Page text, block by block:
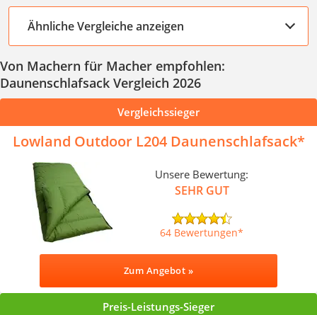
Ähnliche Vergleiche anzeigen
Von Machern für Macher empfohlen:
Daunenschlafsack Vergleich 2026
Vergleichssieger
Lowland Outdoor L204 Daunenschlafsack
Unsere Bewertung:
SEHR GUT
64 Bewertungen
Zum Angebot »
Preis-Leistungs-Sieger